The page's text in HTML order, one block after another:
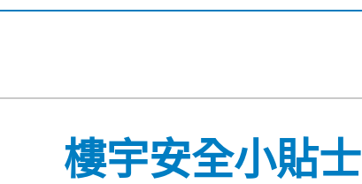
樓宇安全小貼士